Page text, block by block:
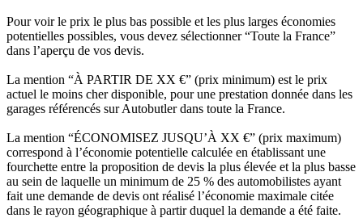
Pour voir le prix le plus bas possible et les plus larges économies
potentielles possibles, vous devez sélectionner “Toute la France”
dans l’aperçu de vos devis.
La mention “À PARTIR DE XX €” (prix minimum) est le prix
actuel le moins cher disponible, pour une prestation donnée dans les
garages référencés sur Autobutler dans toute la France.
La mention “ÉCONOMISEZ JUSQU’À XX €” (prix maximum)
correspond à l’économie potentielle calculée en établissant une
fourchette entre la proposition de devis la plus élevée et la plus basse
au sein de laquelle un minimum de 25 % des automobilistes ayant
fait une demande de devis ont réalisé l’économie maximale citée
dans le rayon géographique à partir duquel la demande a été faite.